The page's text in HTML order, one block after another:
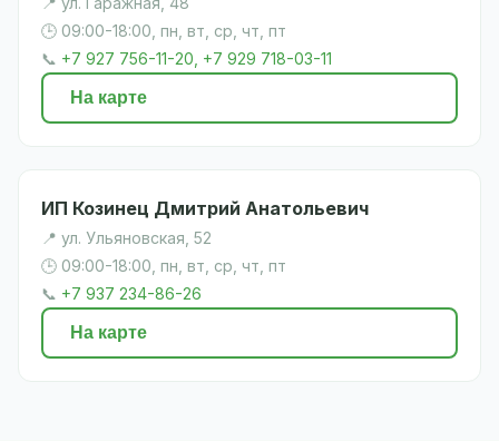
🕒 09:00-18:00, пн, вт, ср, чт, пт
📞 +7 927 756-11-20, +7 929 718-03-11
На карте
ИП Козинец Дмитрий Анатольевич
📍 ул. Ульяновская, 52
🕒 09:00-18:00, пн, вт, ср, чт, пт
📞 +7 937 234-86-26
На карте